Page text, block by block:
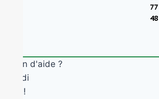
77
48
Besoin d'aide ?
Okandi
Salut !